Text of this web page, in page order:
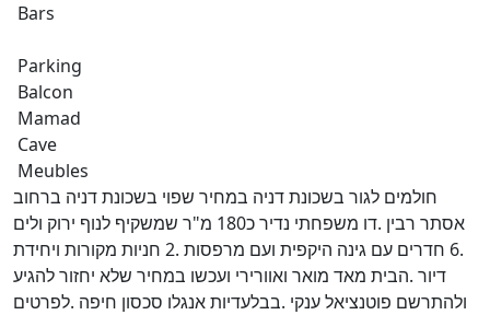
Bars
Parking
Balcon
Mamad
Cave
Meubles
חולמים לגור בשכונת דניה במחיר שפוי בשכונת דניה ברחוב
אסתר רבין .דו משפחתי נדיר כ180 מ"ר שמשקיף לנוף ירוק ולים
.6 חדרים עם גינה היקפית ועם מרפסות .2 חניות מקורות ויחידת
דיור .הבית מאד מואר ואוורירי ועכשו במחיר שלא יחזור להגיע
ולהתרשם פוטנציאל ענקי .בבלעדיות אנגלו סכסון חיפה .לפרטים